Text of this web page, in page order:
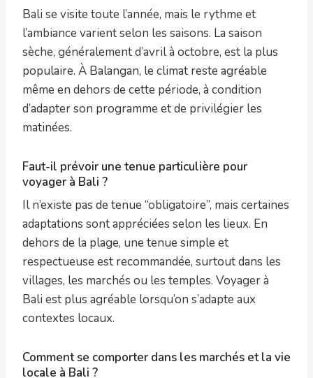
Bali se visite toute l’année, mais le rythme et
l’ambiance varient selon les saisons. La saison
sèche, généralement d’avril à octobre, est la plus
populaire. À Balangan, le climat reste agréable
même en dehors de cette période, à condition
d’adapter son programme et de privilégier les
matinées.
Faut-il prévoir une tenue particulière pour
voyager à Bali ?
Il n’existe pas de tenue “obligatoire”, mais certaines
adaptations sont appréciées selon les lieux. En
dehors de la plage, une tenue simple et
respectueuse est recommandée, surtout dans les
villages, les marchés ou les temples. Voyager à
Bali est plus agréable lorsqu’on s’adapte aux
contextes locaux.
Comment se comporter dans les marchés et la vie
locale à Bali ?